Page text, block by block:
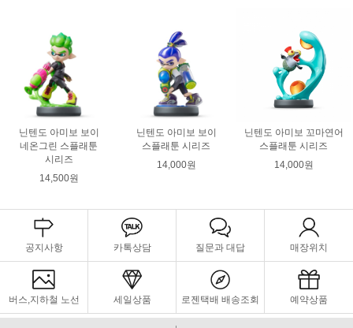
닌텐도 아미보 보이
네온그린 스플래툰
시리즈
14,500원
닌텐도 아미보 보이
스플래툰 시리즈
14,000원
닌텐도 아미보 꼬마연어
스플래툰 시리즈
14,000원
공지사항 카톡상담 질문과 대답 매장위치
버스,지하철 노선 세일상품 로젠택배 배송조회 예약상품